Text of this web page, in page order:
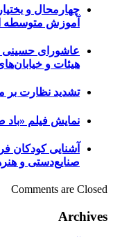
آموزش متوسطه
عاشورای حسینی
هیئات و
تشدید نظارت بر
نمایش فیلم «باد
آشنایی کودکان
صنایع‌دستی و
Comments are Closed
Archives